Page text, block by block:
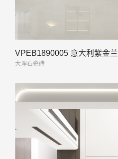
VPEB1890005 意大利紫金兰
大理石瓷砖